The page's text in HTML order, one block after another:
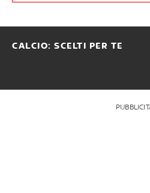
CALCIO: SCELTI PER TE